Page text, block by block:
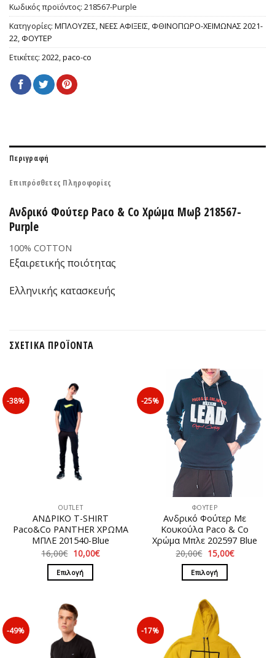
Κωδικός προϊόντος: 218567-Purple
Κατηγορίες: ΜΠΛΟΥΖΕΣ,ΝΕΕΣ ΑΦΙΞΕΙΣ, ΦΘΙΝΟΠΩΡΟ-ΧΕΙΜΩΝΑΣ 2021-
22, ΦΟΥΤΕΡ
Ετικέτες: 2022,paco-co
Περιγραφή
Επιπρόσθετες Πληροφορίες
Ανδρικό Φούτερ Paco & Co Χρώμα Μωβ 218567-
Purple
100% COTTON
Εξαιρετικής ποιότητας
Ελληνικής κατασκευής
ΣΧΕΤΙΚΆ ΠΡΟΪΌΝΤΑ
-38%
OUTLET
ΑΝΔΡΙΚΟ T-SHIRT
Paco&Co PANTHER ΧΡΩΜΑ
ΜΠΛΕ 201540-Blue
16,00€ Original
price
was:
16,00€.
10,00€Η
τρέχουσα
Επιλογή
προϊόν
έχει
πολλαπλές
παραλλαγές.
-25%
ΦΟΥΤΕΡ
Ανδρικό Φούτερ Με
Κουκούλα Paco & Co
Χρώμα Μπλε 202597 Blue
20,00€ Original
price
was:
20,00€.
15,00€Η
τρέχουσα
Επιλογή
το
προϊόν
έχει
πολλαπλές
παραλλαγές.
-49% -17%